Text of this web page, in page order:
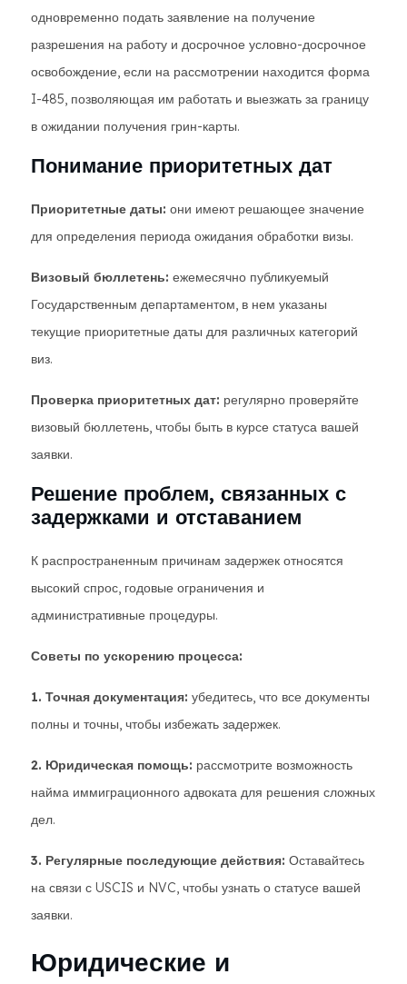
одновременно подать заявление на получение
разрешения на работу и досрочное условно-досрочное
освобождение, если на рассмотрении находится форма
I-485, позволяющая им работать и выезжать за границу
в ожидании получения грин-карты.
Понимание приоритетных дат
Приоритетные даты: они имеют решающее значение
для определения периода ожидания обработки визы.
Визовый бюллетень: ежемесячно публикуемый
Государственным департаментом, в нем указаны
текущие приоритетные даты для различных категорий
виз.
Проверка приоритетных дат: регулярно проверяйте
визовый бюллетень, чтобы быть в курсе статуса вашей
заявки.
Решение проблем, связанных с
задержками и отставанием
К распространенным причинам задержек относятся
высокий спрос, годовые ограничения и
административные процедуры.
Советы по ускорению процесса:
1. Точная документация: убедитесь, что все документы
полны и точны, чтобы избежать задержек.
2. Юридическая помощь: рассмотрите возможность
найма иммиграционного адвоката для решения сложных
дел.
3. Регулярные последующие действия: Оставайтесь
на связи с USCIS и NVC, чтобы узнать о статусе вашей
заявки.
Юридические и